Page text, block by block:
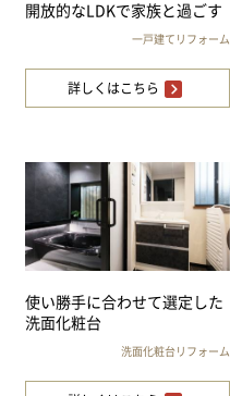
開放的なLDKで家族と過ごす
一戸建てリフォーム
詳しくはこちら
使い勝手に合わせて選定した
洗面化粧台
洗面化粧台リフォーム